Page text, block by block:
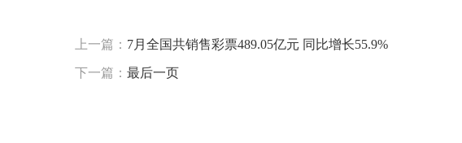
上一篇： 7月全国共销售彩票489.05亿元 同比增长55.9%
下一篇： 最后一页